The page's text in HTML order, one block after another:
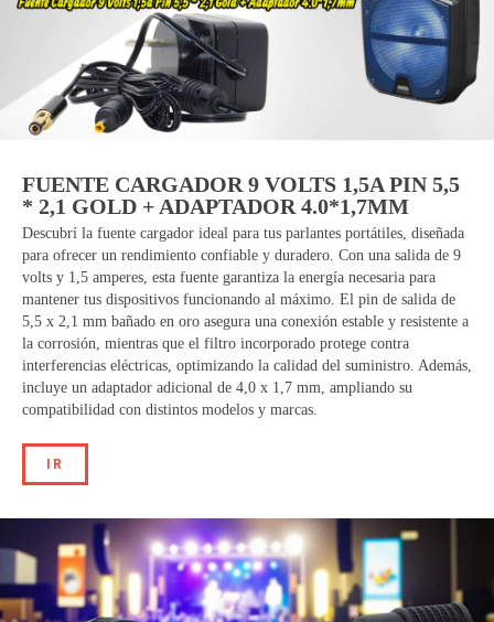
FUENTE CARGADOR 9 VOLTS 1,5A PIN 5,5
* 2,1 GOLD + ADAPTADOR 4.0*1,7MM
Descubrí la fuente cargador ideal para tus parlantes portátiles, diseñada
para ofrecer un rendimiento confiable y duradero. Con una salida de 9
volts y 1,5 amperes, esta fuente garantiza la energía necesaria para
mantener tus dispositivos funcionando al máximo. El pin de salida de
5,5 x 2,1 mm bañado en oro asegura una conexión estable y resistente a
la corrosión, mientras que el filtro incorporado protege contra
interferencias eléctricas, optimizando la calidad del suministro. Además,
incluye un adaptador adicional de 4,0 x 1,7 mm, ampliando su
compatibilidad con distintos modelos y marcas.
IR